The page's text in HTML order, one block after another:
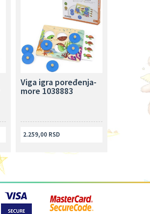
Viga igra poređenja-
more 1038883
2.259,00 RSD